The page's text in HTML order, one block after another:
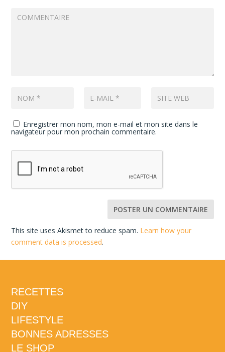
Enregistrer mon nom, mon e-mail et mon site dans le
navigateur pour mon prochain commentaire.
This site uses Akismet to reduce spam. Learn how your
comment data is processed.
RECETTES
DIY
LIFESTYLE
BONNES ADRESSES
LE SHOP